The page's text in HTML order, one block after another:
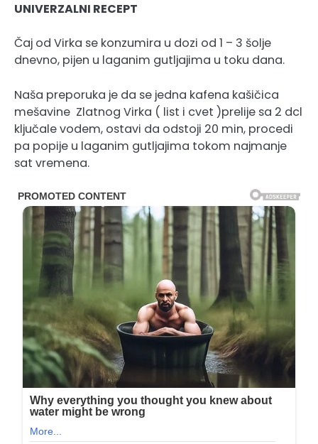
UNIVERZALNI RECEPT
Čaj od Virka se konzumira u dozi od 1 – 3 šolje
dnevno, pijen u laganim gutljajima u toku dana.
Naša preporuka je da se jedna kafena kašičica
mešavine Zlatnog Virka ( list i cvet )prelije sa 2 dcl
ključale vodem, ostavi da odstoji 20 min, procedi
pa popije u laganim gutljajima tokom najmanje
sat vremena.